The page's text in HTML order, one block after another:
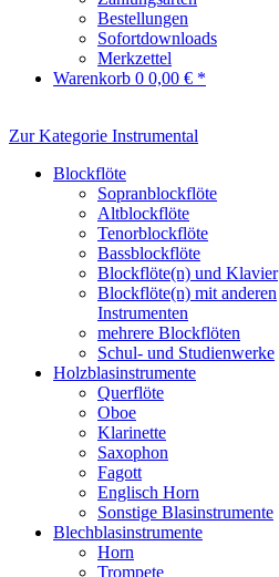
Bestellungen
Sofortdownloads
Merkzettel
Warenkorb 0 0,00 € *
Zur Kategorie Instrumental
Blockflöte
Sopranblockflöte
Altblockflöte
Tenorblockflöte
Bassblockflöte
Blockflöte(n) und Klavier
Blockflöte(n) mit anderen
Instrumenten
mehrere Blockflöten
Schul- und Studienwerke
Holzblasinstrumente
Querflöte
Oboe
Klarinette
Saxophon
Fagott
Englisch Horn
Sonstige Blasinstrumente
Blechblasinstrumente
Horn
Trompete